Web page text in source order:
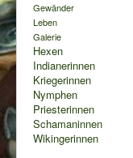
Gewänder
Leben
Galerie
Hexen
Indianerinnen
Kriegerinnen
Nymphen
Priesterinnen
Schamaninnen
Wikingerinnen